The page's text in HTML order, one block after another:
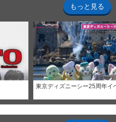
もっと見る
東京ディズニーシー25周年イ